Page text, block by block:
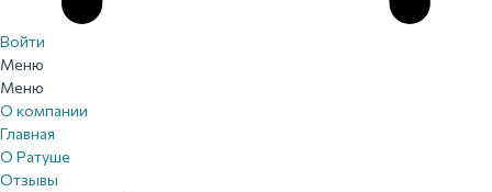
Войти
Меню
Меню
О компании
Главная
О Ратуше
Отзывы